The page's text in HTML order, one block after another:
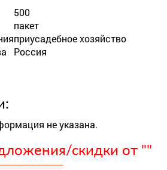
500
пакет
приусадебное хозяйство
Россия
не указана.
скидки от ""